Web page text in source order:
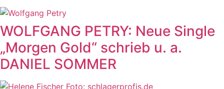
WOLFGANG PETRY: Neue Single
„Morgen Gold“ schrieb u. a.
DANIEL SOMMER